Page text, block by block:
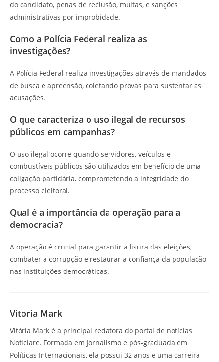
do candidato, penas de reclusão, multas, e sanções
administrativas por improbidade.
Como a Polícia Federal realiza as
investigações?
A Polícia Federal realiza investigações através de mandados
de busca e apreensão, coletando provas para sustentar as
acusações.
O que caracteriza o uso ilegal de recursos
públicos em campanhas?
O uso ilegal ocorre quando servidores, veículos e
combustíveis públicos são utilizados em benefício de uma
coligação partidária, comprometendo a integridade do
processo eleitoral.
Qual é a importância da operação para a
democracia?
A operação é crucial para garantir a lisura das eleições,
combater a corrupção e restaurar a confiança da população
nas instituições democráticas.
Vitoria Mark
Vitória Mark é a principal redatora do portal de notícias
Noticiare. Formada em Jornalismo e pós-graduada em
Políticas Internacionais, ela possui 32 anos e uma carreira